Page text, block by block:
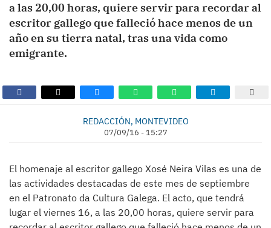
a las 20,00 horas, quiere servir para recordar al
escritor gallego que falleció hace menos de un
año en su tierra natal, tras una vida como
emigrante.
REDACCIÓN, MONTEVIDEO
07/09/16 - 15:27
El homenaje al escritor gallego Xosé Neira Vilas es una de
las actividades destacadas de este mes de septiembre
en el Patronato da Cultura Galega. El acto, que tendrá
lugar el viernes 16, a las 20,00 horas, quiere servir para